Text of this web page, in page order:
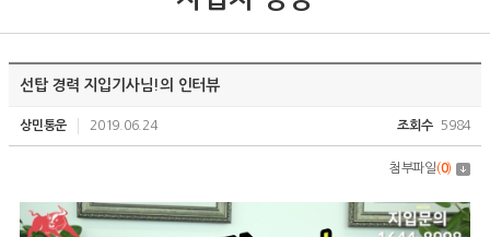
선탑 경력 지입기사님!의 인터뷰
상민통운 2019.06.24 조회수 5984
첨부파일(0)